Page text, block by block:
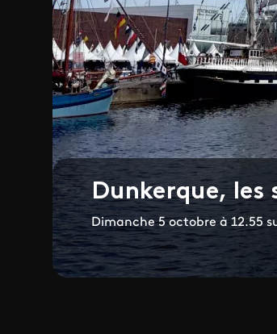
Dunkerque, les
Dimanche 5 octobre à 12.55